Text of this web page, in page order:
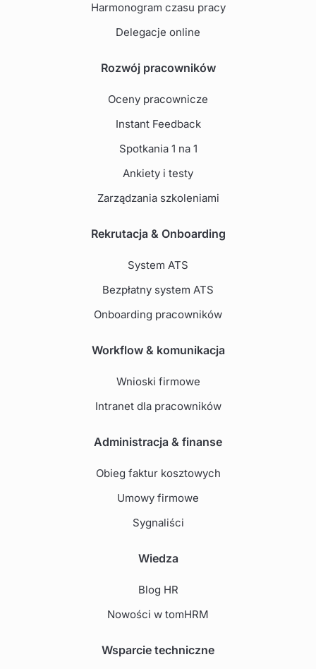
Harmonogram czasu pracy
Delegacje online
Rozwój pracowników
Oceny pracownicze
Instant Feedback
Spotkania 1 na 1
Ankiety i testy
Zarządzania szkoleniami
Rekrutacja & Onboarding
System ATS
Bezpłatny system ATS
Onboarding pracowników
Workflow & komunikacja
Wnioski firmowe
Intranet dla pracowników
Administracja & finanse
Obieg faktur kosztowych
Umowy firmowe
Sygnaliści
Wiedza
Blog HR
Nowości w tomHRM
Wsparcie techniczne